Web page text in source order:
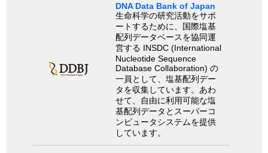
DNA Data Bank of Japan
生命科学の研究活動をサポ
ートするために、国際塩基
配列データベースを協同運
営する INSDC (International
Nucleotide Sequence
Database Collaboration) の
一員として、塩基配列デー
タを収集しています。あわ
せて、自由に利用可能な塩
基配列データとスーパーコ
ンピュータシステムを提供
しています。